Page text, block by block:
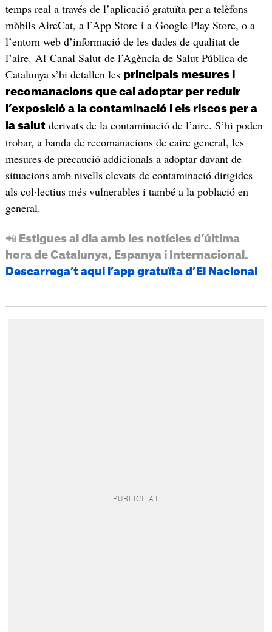
temps real a través de l’aplicació gratuïta per a telèfons
mòbils AireCat, a l’App Store i a Google Play Store, o a
l’entorn web d’informació de les dades de qualitat de
l’aire. Al Canal Salut de l’Agència de Salut Pública de
Catalunya s’hi detallen les principals mesures i
recomanacions que cal adoptar per reduir
l’exposició a la contaminació i els riscos per a
la salutderivats de la contaminació de l’aire. S’hi poden
trobar, a banda de recomanacions de caire general, les
mesures de precaució addicionals a adoptar davant de
situacions amb nivells elevats de contaminació dirigides
als col·lectius més vulnerables i també a la població en
general.
📲 Estigues al dia amb les notícies d’última
hora de Catalunya, Espanya i Internacional.
Descarrega’t aquí l’app gratuïta d’El Nacional